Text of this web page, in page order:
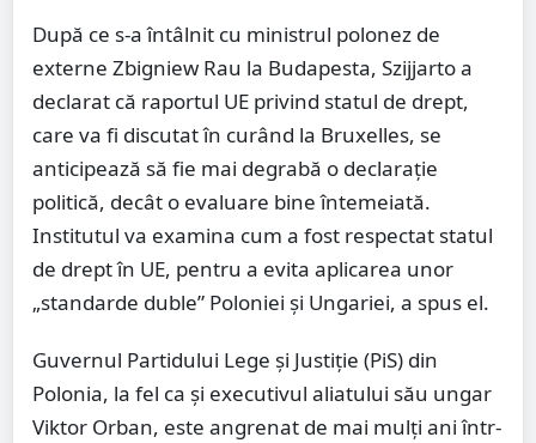
După ce s-a întâlnit cu ministrul polonez de
externe Zbigniew Rau la Budapesta, Szijjarto a
declarat că raportul UE privind statul de drept,
care va fi discutat în curând la Bruxelles, se
anticipează să fie mai degrabă o declaraţie
politică, decât o evaluare bine întemeiată.
Institutul va examina cum a fost respectat statul
de drept în UE, pentru a evita aplicarea unor
„standarde duble” Poloniei şi Ungariei, a spus el.
Guvernul Partidului Lege şi Justiţie (PiS) din
Polonia, la fel ca şi executivul aliatului său ungar
Viktor Orban, este angrenat de mai mulţi ani într-